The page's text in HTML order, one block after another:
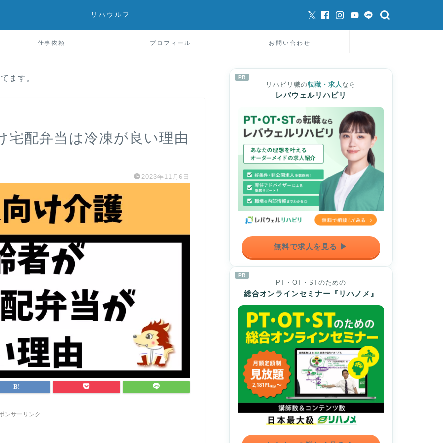
リハウルフ
仕事依頼 プロフィール お問い合わせ
ます。
宅配弁当は冷凍が良い理由
2023年11月6日
ンサーリンク
PR
リハビリ職の転職・求人 なら
レバウェルリハビリ
無料で求人を見る ▶
PR
PT・OT・STのための
総合オンラインセミナー『リハノメ』